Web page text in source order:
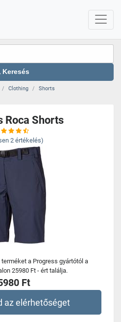
Keresés
Clothing
Shorts
Roca Shorts
2 értékelés)
a Progress gyártótól a
25980 Ft - ért találja.
Ft
az elérhetőséget